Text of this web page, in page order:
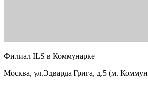
Филиал ILS в Коммунарке
Москва, ул.Эдварда Грига, д.5 (м.